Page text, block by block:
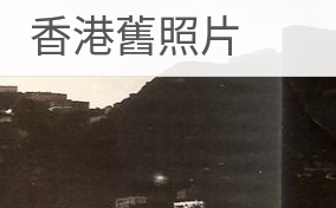
Skip
content
香港舊照片